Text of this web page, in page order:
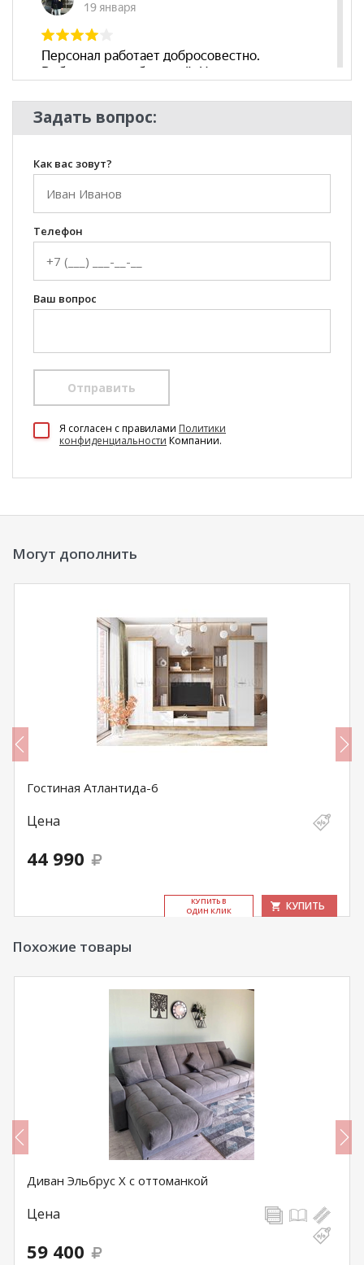
Задать вопрос:
Как вас зовут?
Телефон
Ваш вопрос
Отправить
Я согласен c правилами Политики
конфиденциальности Компании.
Могут дополнить
Гостиная Атлантида-6
Цена
44 990
КУ­ПИТЬ В
ОДИН КЛИК
КУПИТЬ
Похожие товары
Диван Эльбрус Х с оттоманкой
Цена
59 400